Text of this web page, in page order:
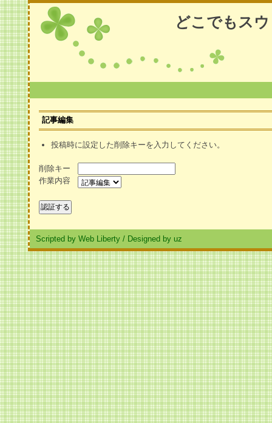
どこでもス
記事編集
投稿時に設定した削除キーを入力してください。
削除キー
作業内容
Scripted by Web Liberty / Designed by uz